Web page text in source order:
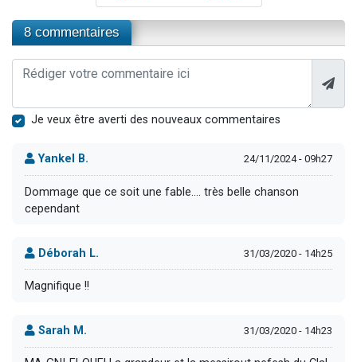
8 commentaires
Je veux être averti des nouveaux commentaires
Yankel B. 24/11/2024 - 09h27
Dommage que ce soit une fable.... très belle chanson
cependant
Déborah L. 31/03/2020 - 14h25
Magnifique !!
Sarah M. 31/03/2020 - 14h23